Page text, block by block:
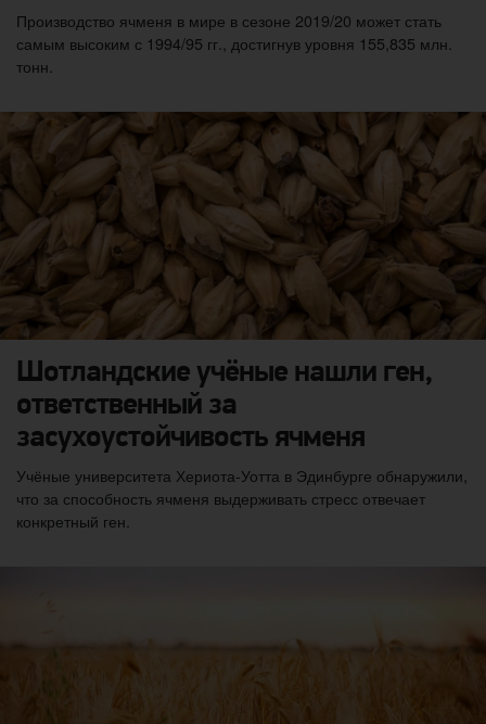
Производство ячменя в мире в сезоне 2019/20 может стать
самым высоким с 1994/95 гг., достигнув уровня 155,835 млн.
тонн.
Шотландские учёные нашли ген,
ответственный за
засухоустойчивость ячменя
Учёные университета Хериота-Уотта в Эдинбурге обнаружили,
что за способность ячменя выдерживать стресс отвечает
конкретный ген.